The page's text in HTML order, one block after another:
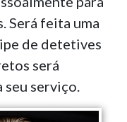
Será feita uma
de detetives
será
seu serviço.